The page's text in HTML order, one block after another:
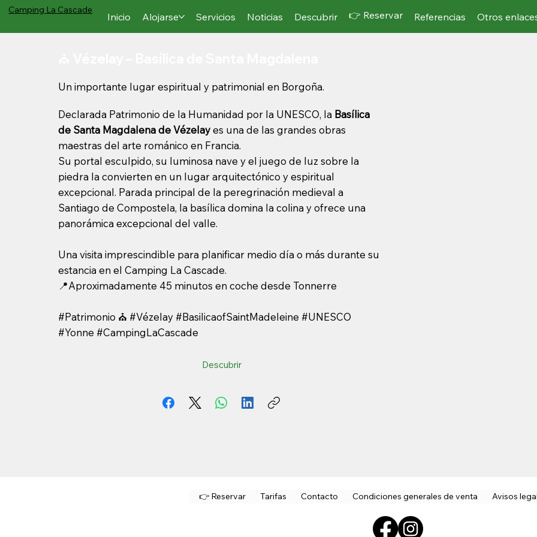
Camping La Cascade
Inicio Alojarse Servicios Noticias Descubrir 👉 Reservar Referencias Otros
Un importante lugar espiritual y patrimonial en Borgoña.
Declarada Patrimonio de la Humanidad por la UNESCO, la Basílica
de Santa Magdalena de Vézelayes una de las grandes obras
maestras del arte románico en Francia.
Su portal esculpido, su luminosa nave y el juego de luz sobre la
piedra la convierten en un lugar arquitectónico y espiritual
excepcional. Parada principal de la peregrinación medieval a
Santiago de Compostela, la basílica domina la colina y ofrece una
panorámica excepcional del valle.
Una visita imprescindible para planificar medio día o más durante su
estancia en el Camping La Cascade.
📍Aproximadamente 45 minutos en coche desde Tonnerre
#Patrimonio ⛪ #Vézelay #BasilicaofSaintMadeleine #UNESCO
#Yonne #CampingLaCascade
Descubrir
👉 Reservar Tarifas Contacto Condiciones generales de venta Avisos